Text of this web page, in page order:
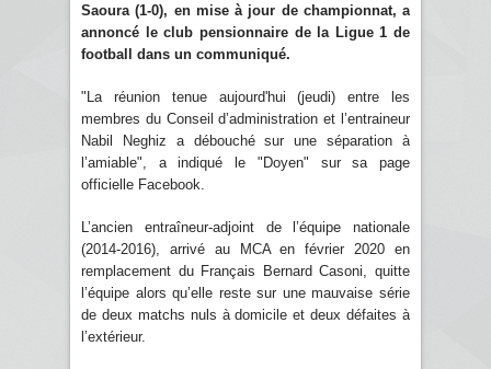
Saoura (1-0), en mise à jour de championnat, a
annoncé le club pensionnaire de la Ligue 1 de
football dans un communiqué.
"La réunion tenue aujourd'hui (jeudi) entre les
membres du Conseil d’administration et l’entraineur
Nabil Neghiz a débouché sur une séparation à
l’amiable", a indiqué le "Doyen" sur sa page
officielle Facebook.
L’ancien entraîneur-adjoint de l’équipe nationale
(2014-2016), arrivé au MCA en février 2020 en
remplacement du Français Bernard Casoni, quitte
l’équipe alors qu’elle reste sur une mauvaise série
de deux matchs nuls à domicile et deux défaites à
l’extérieur.